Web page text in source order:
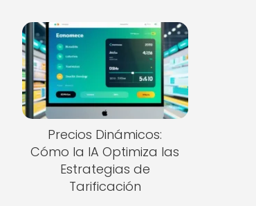
Precios Dinámicos:
Cómo la IA Optimiza las
Estrategias de
Tarificación